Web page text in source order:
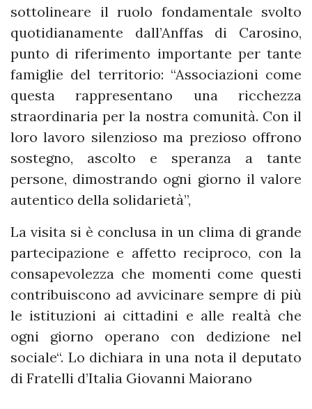
sottolineare il ruolo fondamentale svolto
quotidianamente dall’Anffas di Carosino,
punto di riferimento importante per tante
famiglie del territorio: “Associazioni come
questa rappresentano una ricchezza
straordinaria per la nostra comunità. Con il
loro lavoro silenzioso ma prezioso offrono
sostegno, ascolto e speranza a tante
persone, dimostrando ogni giorno il valore
autentico della solidarietà”,
La visita si è conclusa in un clima di grande
partecipazione e affetto reciproco, con la
consapevolezza che momenti come questi
contribuiscono ad avvicinare sempre di più
le istituzioni ai cittadini e alle realtà che
ogni giorno operano con dedizione nel
sociale“. Lo dichiara in una nota il deputato
di Fratelli d’Italia Giovanni Maiorano